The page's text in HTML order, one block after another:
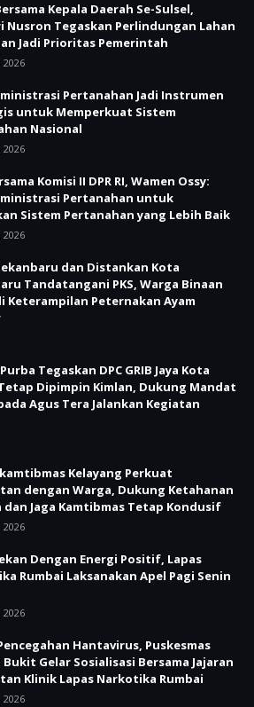
Kepala Daerah Se-Sulsel,
Nusron Tegaskan Perlindungan Lahan
Jadi Prioritas Pemerintah
2026
Pertanahan Jadi Instrumen
untuk Memperkuat Sistem
Nasional
2026
Komisi II DPR RI, Wamen Ossy:
Pertanahan untuk
Sistem Pertanahan yang Lebih Baik
2026
dan Distankan Kota
Tandatangani PKS, Warga Binaan
Keterampilan Peternakan Ayam
Tegaskan DPC GRIB Jaya Kota
Dipimpin Kimlan, Dukung Mandat
Agus Tera Jalankan Kegiatan
Kelayang Perkuat
dengan Warga, Dukung Ketahanan
dan Jaga Kamtibmas Tetap Kondusif
2026
Dengan Energi Positif, Lapas
Rumbai Laksanakan Apel Pagi Senin
2026
Hantavirus, Puskesmas
Bukit Gelar Sosialisasi Bersama Jajaran
Klinik Lapas Narkotika Rumbai
2026